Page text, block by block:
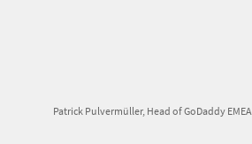
Patrick Pulvermüller, Head of GoDaddy EMEA